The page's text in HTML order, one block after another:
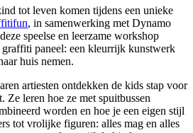
tot leven komen tijdens een unieke
, in samenwerking met Dynamo
speelse en leerzame workshop
paneel: een kleurrijk kunstwerk
huis nemen.
artiesten ontdekken de kids stap voor
Ze leren hoe ze met spuitbussen
worden en hoe je een eigen stijl
tot vrolijke figuren: alles mag en alles